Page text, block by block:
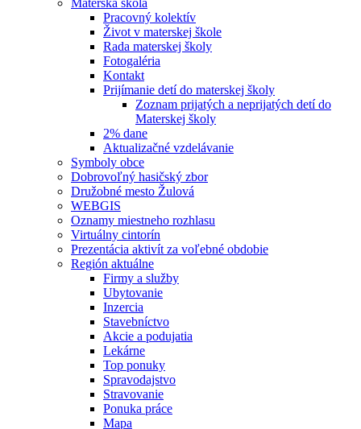
Materská škola
Pracovný kolektív
Život v materskej škole
Rada materskej školy
Fotogaléria
Kontakt
Prijímanie detí do materskej školy
Zoznam prijatých a neprijatých detí do
Materskej školy
2% dane
Aktualizačné vzdelávanie
Symboly obce
Dobrovoľný hasičský zbor
Družobné mesto Žulová
WEBGIS
Oznamy miestneho rozhlasu
Virtuálny cintorín
Prezentácia aktivít za voľebné obdobie
Región aktuálne
Firmy a služby
Ubytovanie
Inzercia
Stavebníctvo
Akcie a podujatia
Lekárne
Top ponuky
Spravodajstvo
Stravovanie
Ponuka práce
Mapa